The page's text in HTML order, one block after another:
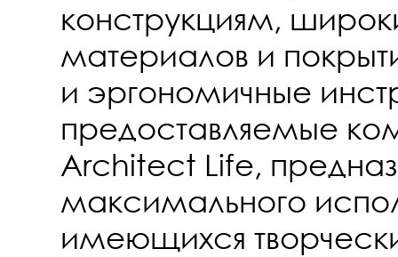
конструкциям,
материалов и
и эргономичные
предоставляемые
Architect Life,
максимального
имеющихся